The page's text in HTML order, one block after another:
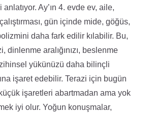
Ay’ın 4. evde ev, aile,
gün içinde mide, göğüs,
daha fark edilir kılabilir. Bu,
dinlenme aralığınızı, beslenme
yükünüzü daha bilinçli
işaret edebilir. Terazi için bugün
işaretleri abartmadan ama yok
iyi olur. Yoğun konuşmalar,